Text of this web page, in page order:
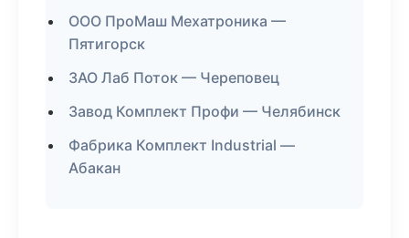
ООО ПроМаш Мехатроника —
Пятигорск
ЗАО Лаб Поток — Череповец
Завод Комплект Профи — Челябинск
Фабрика Комплект Industrial —
Абакан